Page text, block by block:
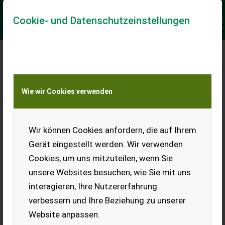
Cookie- und Datenschutzeinstellungen
Wie wir Cookies verwenden
Wir können Cookies anfordern, die auf Ihrem
Gerät eingestellt werden. Wir verwenden
Cookies, um uns mitzuteilen, wenn Sie
unsere Websites besuchen, wie Sie mit uns
interagieren, Ihre Nutzererfahrung
verbessern und Ihre Beziehung zu unserer
Website anpassen.
Meine Transportkostenanfrage
Transport von Land- und Baumaschinen –
KEINE Tiertransporte
Ladeort
Ort